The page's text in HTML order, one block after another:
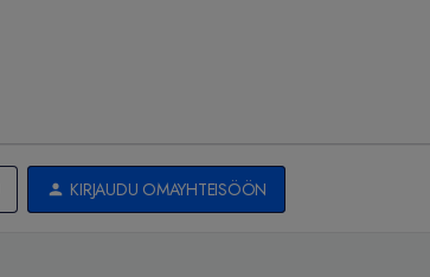
KIRJAUDU OMAYHTEISÖÖN